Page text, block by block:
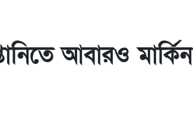
আবারও মার্কিন